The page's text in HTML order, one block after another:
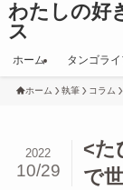
わたしの好
ス
ホーム タンゴラ
ホーム 執筆 コラム
<た
で
2022
10/29